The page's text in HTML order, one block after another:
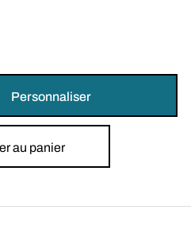
Personnaliser
au panier